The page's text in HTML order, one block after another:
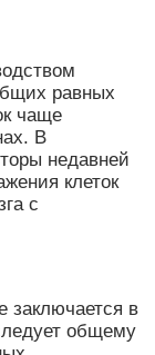
равных
чаще
В
недавней
клеток
с
заключается в
общему